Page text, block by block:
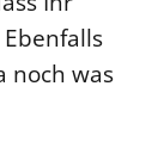
noch was